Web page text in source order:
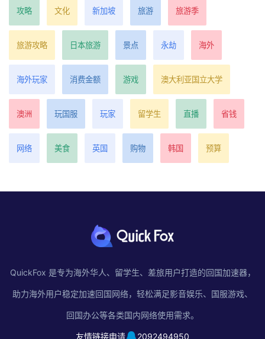
攻略 文化 新加坡 旅游 旅游季
旅游攻略 日本旅游 景点 永劫 海外
海外玩家 消费金额 游戏 澳大利亚国立大学
澳洲 玩国服 玩家 留学生 直播 省钱
网络 美食 英国 购物 韩国 预算
QuickFox 是专为海外华人、留学生、差旅用户打造的回国加速器，
助力海外用户稳定加速回国网络，轻松满足影音娱乐、国服游戏、
回国办公等各类国内网络使用需求。
友情链接申请 2092494950